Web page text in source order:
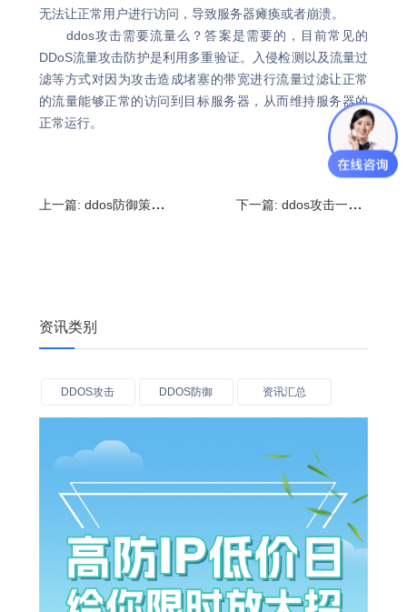
无法让正常用户进行访问，导致服务器瘫痪或者崩溃。
ddos攻击需要流量么？答案是需要的，目前常见的
DDoS流量攻击防护是利用多重验证。入侵检测以及流量过
滤等方式对因为攻击造成堵塞的带宽进行流量过滤让正常
的流量能够正常的访问到目标服务器，从而维持服务器的
正常运行。
上一篇: ddos防御策略,预防ddos攻击的方法 下一篇:ddos攻击一般有多大流量?怎么做ddos的流量
资讯类别
DDOS攻击 DDOS防御 资讯汇总